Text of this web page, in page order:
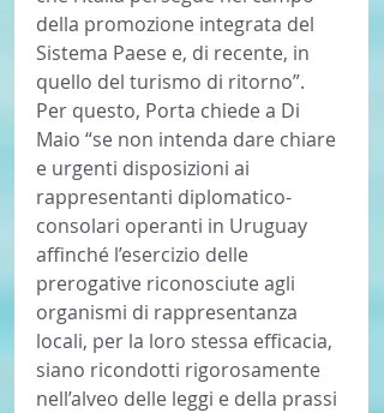
della promozione integrata del
Sistema Paese e, di recente, in
quello del turismo di ritorno”.
Per questo, Porta chiede a Di
Maio “se non intenda dare chiare
e urgenti disposizioni ai
rappresentanti diplomatico-
consolari operanti in Uruguay
affinché l’esercizio delle
prerogative riconosciute agli
organismi di rappresentanza
locali, per la loro stessa efficacia,
siano ricondotti rigorosamente
nell’alveo delle leggi e della prassi